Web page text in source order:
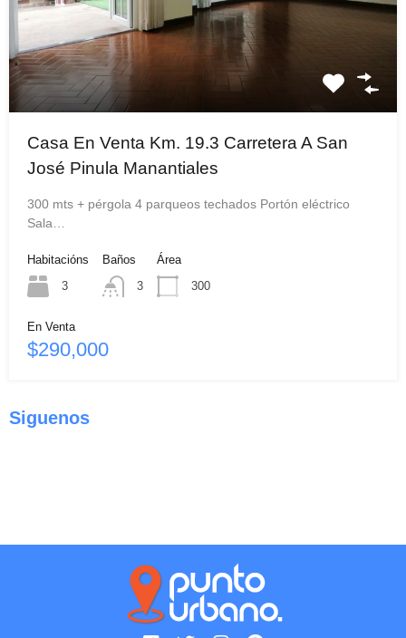
Casa En Venta Km. 19.3 Carretera A San
José Pinula Manantiales
300 mts + pérgola 4 parqueos techados Portón eléctrico
Sala…
Habitacións
3
Baños
3
Área
300
En Venta
$290,000
Siguenos